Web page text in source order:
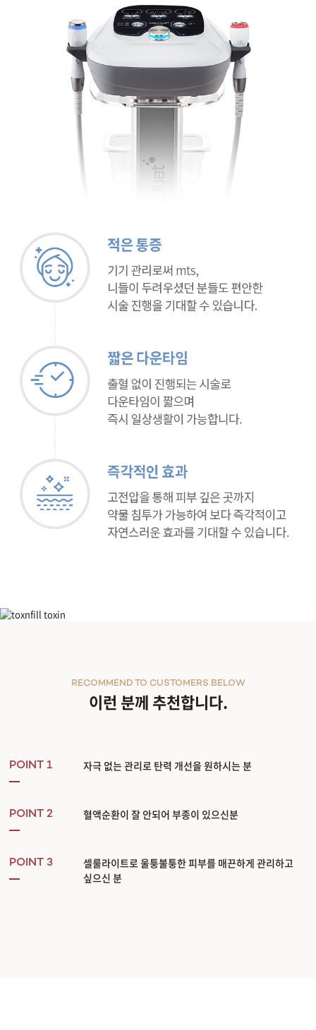
이런 분께 추천합니다.
RECOMMEND TO CUSTOMERS BELOW
POINT 1 자극 없는 관리로 탄력 개선을 원하시는 분
POINT 2 혈액순환이 잘 안되어 부종이 있으신분
POINT 3
셀룰라이트로 울퉁불퉁한 피부를 매끈하게 관리하고
싶으신 분